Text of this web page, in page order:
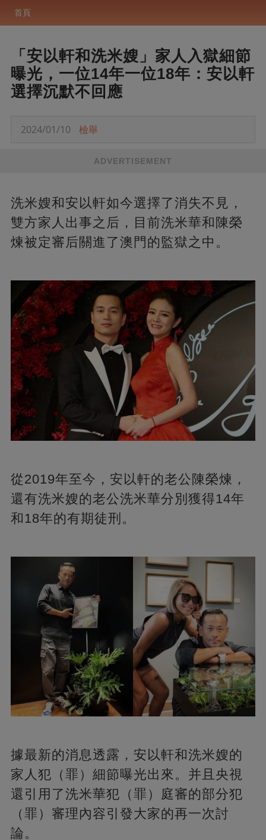
首頁
「安以軒和洗米嫂」家人入獄細節
曝光，一位14年一位18年：安以軒
選擇沉默不回應
2024/01/10 檢舉
ADVERTISEMENT
洗米嫂和安以軒如今選擇了消失不見，
雙方家人出事之后，目前洗米華和陳榮
煉被定審后關進了澳門的監獄之中。
從2019年至今，安以軒的老公陳榮煉，
還有洗米嫂的老公洗米華分別獲得14年
和18年的有期徒刑。
據最新的消息透露，安以軒和洗米嫂的
家人犯（罪）細節曝光出來。并且央視
還引用了洗米華犯（罪）庭審的部分犯
（罪）審理內容引發大家的再一次討
論。